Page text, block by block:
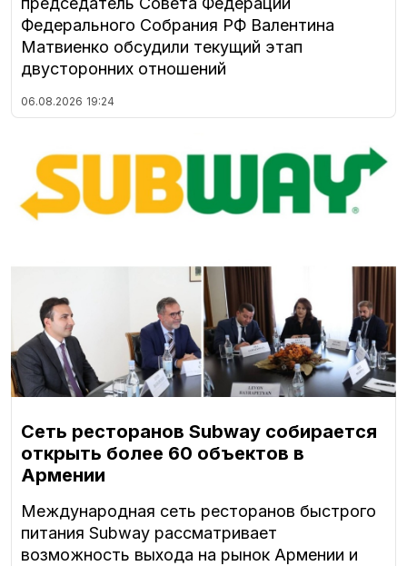
Федерального Собрания РФ Валентина
Матвиенко обсудили текущий этап
двусторонних отношений
06.08.2026 19:24
Сеть ресторанов Subway собирается
открыть более 60 объектов в
Армении
Международная сеть ресторанов быстрого
питания Subway рассматривает
возможность выхода на рынок Армении и